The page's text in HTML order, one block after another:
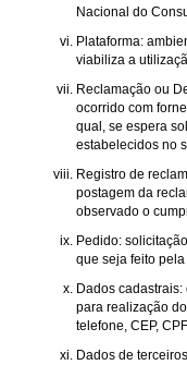
Nacional do
Plataforma:
viabiliza a
Reclamação ou
ocorrido com
qual, se espera
estabelecidos no
Registro de
postagem da
observado o
Pedido:
que seja feito
Dados
para realização
telefone, CEP,
Dados de